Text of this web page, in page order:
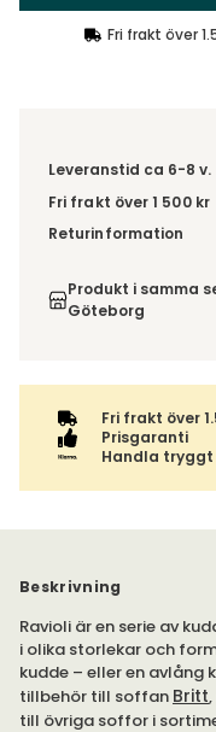
Fri frakt över
Leveranstid ca 6-8 v.
Fri frakt över 1 500 kr
Välj utförande via
Returinformation
inte av ångerrätten.
Produkt i samma
Göteborg
Fri frakt över
Prisgaranti
Handla tryggt
Beskrivning
Ravioli är en serie av
i olika storlekar och
kudde – eller en avlång
tillbehör till soffan Britt
till övriga soffor i